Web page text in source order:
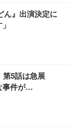
ん』出演決定に
第5話は急展
事件が…